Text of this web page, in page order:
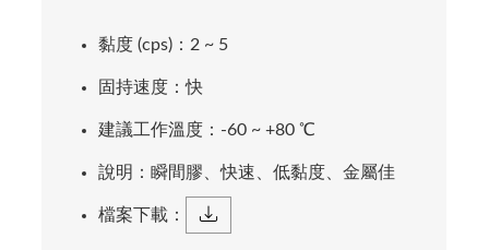
黏度 (cps)：2 ~ 5
固持速度：快
建議工作溫度：-60 ~ +80 ℃
說明：瞬間膠、快速、低黏度、金屬佳
檔案下載：